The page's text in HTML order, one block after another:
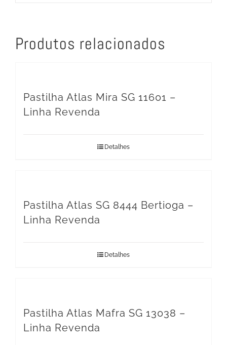
Produtos relacionados
Pastilha Atlas Mira SG 11601 –
Linha Revenda
Detalhes
Pastilha Atlas SG 8444 Bertioga –
Linha Revenda
Detalhes
Pastilha Atlas Mafra SG 13038 –
Linha Revenda